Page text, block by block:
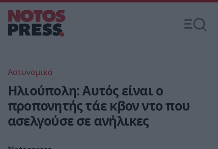
Αστυνομικά
Ηλιούπολη: Αυτός είναι ο
προπονητής τάε κβον ντο που
ασελγούσε σε ανήλικες